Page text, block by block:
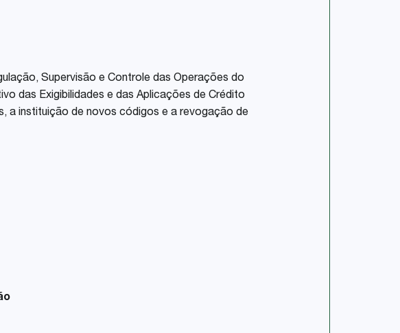
Supervisão e Controle das Operações do
das Exigibilidades e das Aplicações de Crédito
a instituição de novos códigos e a revogação de